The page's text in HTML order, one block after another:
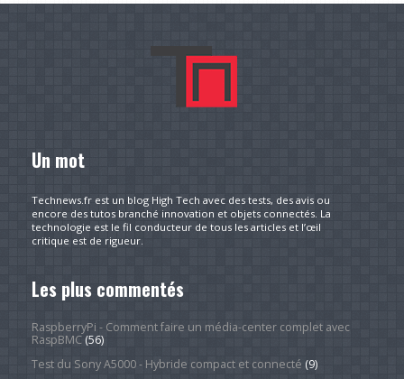
Un mot
Technews.fr est un blog High Tech avec des tests, des avis ou
encore des tutos branché innovation et objets connectés. La
technologie est le fil conducteur de tous les articles et l’œil
critique est de rigueur.
Les plus commentés
RaspberryPi - Comment faire un média-center complet avec
RaspBMC(56)
Test du Sony A5000 - Hybride compact et connecté (9)